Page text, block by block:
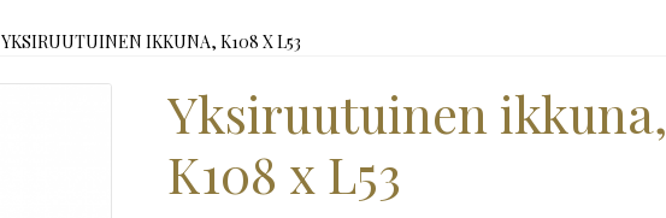
YKSIRUUTUINEN IKKUNA, K108 X L53
Yksiruutuinen ikkuna,
K108 x L53